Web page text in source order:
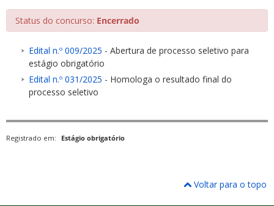
Status do concurso: Encerrado
Edital n.º 009/2025 - Abertura de processo seletivo para
estágio obrigatório
Edital n.º 031/2025 - Homologa o resultado final do
processo seletivo
Registrado em: Estágio obrigatório
Voltar para o topo